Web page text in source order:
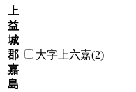
上
益
城
郡
嘉
島
大字上六嘉(2)